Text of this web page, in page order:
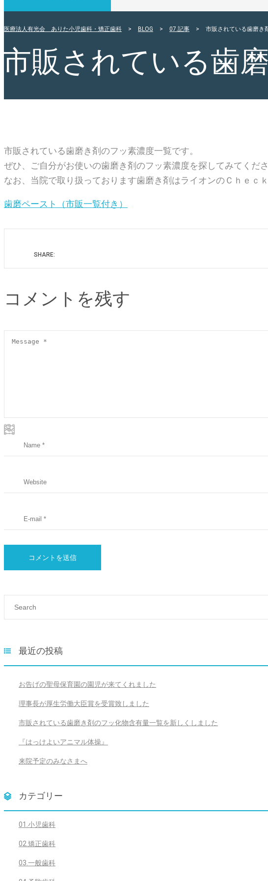
医療法人有光会 ありた小児歯科・矯正歯科 > BLOG > 07.記事 > 市販されている歯磨き
市販されている歯
市販されている歯磨き剤のフッ素濃度一覧です。
ぜひ、ご自分がお使いの歯磨き剤のフッ素濃度を探してみてくださ
なお、当院で取り扱っております歯磨き剤はライオンのＣｈｅｃ
歯磨ペースト（市販一覧付き）
SHARE:
コメントを残す
最近の投稿
お告げの聖母保育園の園児が来てくれました
理事長が厚生労働大臣賞を受賞致しました
市販されている歯磨き剤のフッ化物含有量一覧を新しくしました
『はっけよいアニマル体操』
来院予定のみなさまへ
カテゴリー
01.小児歯科
02.矯正歯科
03.一般歯科